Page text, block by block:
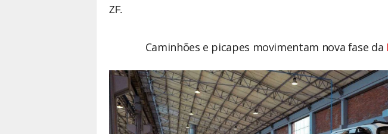
ZF.
Caminhões e picapes movimentam nova fase da